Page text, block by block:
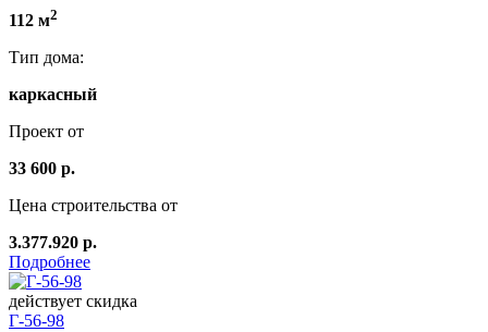
112 м2
Тип дома:
каркасный
Проект от
33 600 р.
Цена строительства от
3.377.920 р.
Подробнее
действует скидка
Г-56-98